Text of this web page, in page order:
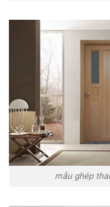
mẫu ghép